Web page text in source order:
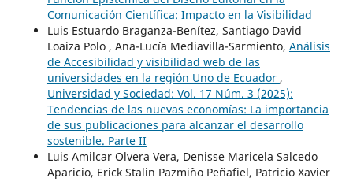
Comunicación Científica: Impacto en la Visibilidad
Luis Estuardo Braganza-Benítez, Santiago David
Loaiza Polo , Ana-Lucía Mediavilla-Sarmiento, Análisis
de Accesibilidad y visibilidad web de las
universidades en la región Uno de Ecuador ,
Universidad y Sociedad: Vol. 17 Núm. 3 (2025):
Tendencias de las nuevas economías: La importancia
de sus publicaciones para alcanzar el desarrollo
sostenible. Parte II
Luis Amilcar Olvera Vera, Denisse Maricela Salcedo
Aparicio, Erick Stalin Pazmiño Peñafiel, Patricio Xavier